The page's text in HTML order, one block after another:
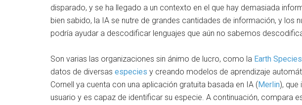
disparado, y se ha llegado a un contexto en el que hay demasiada
bien sabido, la IA se nutre de grandes cantidades de información, y
podría ayudar a descodificar lenguajes que aún no sabemos
Son varias las organizaciones sin ánimo de lucro, como la Earth
datos de diversas especies y creando modelos de aprendizaje
Cornell ya cuenta con una aplicación gratuita basada en IA (Merlin), que
usuario y es capaz de identificar su especie. A continuación, compara